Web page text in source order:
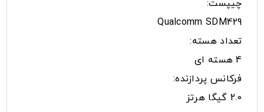
چیپست:
Qualcomm SDM429
تعداد هسته:
4 هسته ای
فرکانس پردازنده:
2.0 گیگا هرتز